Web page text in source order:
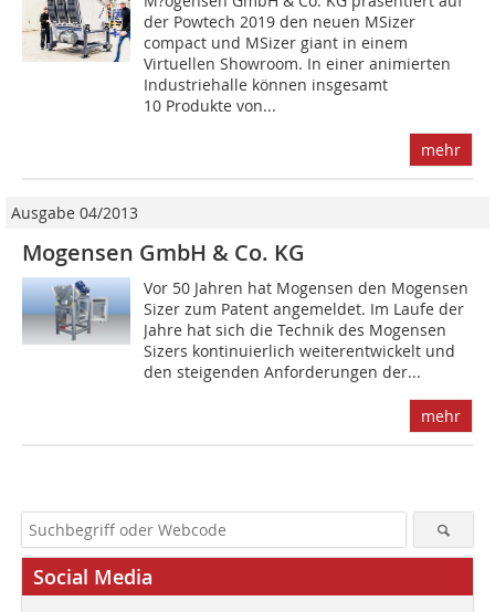
der Powtech 2019 den neuen MSizer
compact und MSizer giant in einem
Virtuellen Showroom. In einer animierten
Industriehalle können insgesamt
10 Produkte von...
mehr
Ausgabe 04/2013
Mogensen GmbH & Co. KG
Vor 50 Jahren hat Mogensen den Mogensen
Sizer zum Patent angemeldet. Im Laufe der
Jahre hat sich die Technik des Mogensen
Sizers kontinuierlich weiterentwickelt und
den steigenden Anforderungen der...
mehr
Social Media